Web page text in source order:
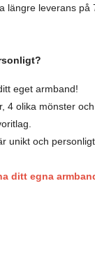
längre leverans på
eget armband!
4 olika mönster
unikt och
ditt egna